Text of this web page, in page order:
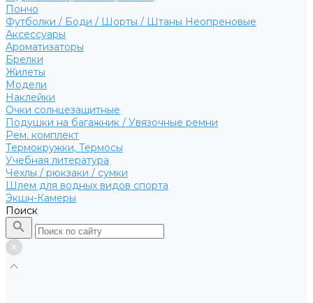
Пончо
Футболки / Боди / Шорты / Штаны Неопреновые
Аксессуары
Ароматизаторы
Брелки
Жилеты
Модели
Наклейки
Очки солнцезащитные
Подушки на багажник / Увязочные ремни
Рем. комплект
Термокружки, Термосы
Учебная литература
Чехлы / рюкзаки / сумки
Шлем для водных видов спорта
Экшн-Камеры
Поиск